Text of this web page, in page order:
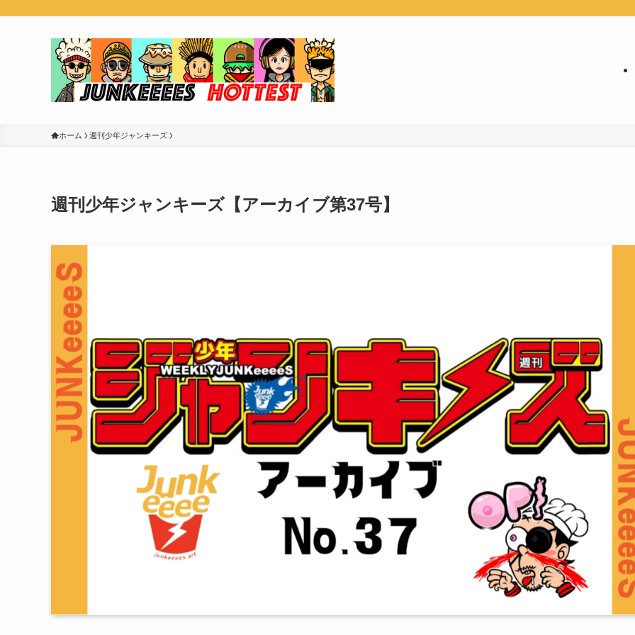
ホーム 週刊少年ジャンキーズ
週刊少年ジャンキーズ【アーカイブ第37号】